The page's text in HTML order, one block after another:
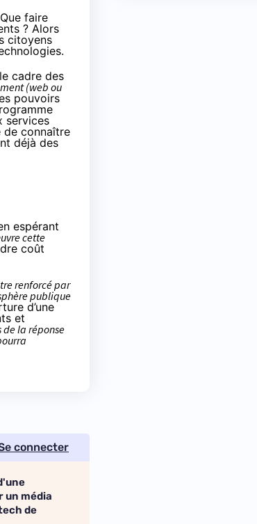
faire
? Alors
citoyens
cadre des
(web ou
pouvoirs
services
de connaître
déjà des
espérant
cette
coût
renforcé par
publique
d’une
et
de la réponse
connecter
un média
de